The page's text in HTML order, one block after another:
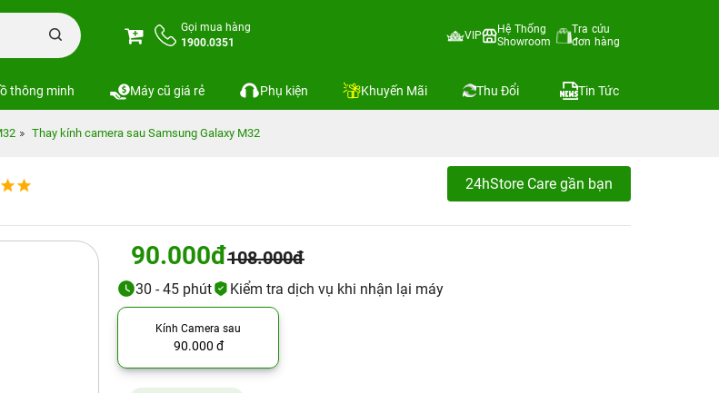
Gọi mua hàng
1900.0351
VIP
Hệ Thống
Showroom
Tra cứu
đơn hàng
thông minh Máy cũ giá rẻ Phụ kiện Khuyến Mãi Thu Đổi Tin Tức
Thay kính camera sau Samsung Galaxy M32
24hStore Care gần bạn
90.000đ108.000đ
30 - 45 phút Kiểm tra dịch vụ khi nhận lại máy
Kính Camera sau
90.000 đ